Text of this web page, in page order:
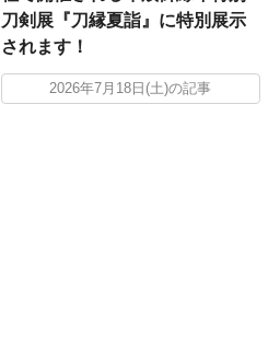
刀剣展『刀縁夏詣』に特別展示
されます！
2026年7月18日(土)の記事